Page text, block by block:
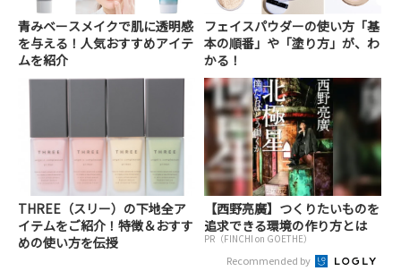
青みベースメイクで肌に透明感
を与える！人気おすすめアイテ
ムを紹介
フェイスパウダーの使い方「基
本の順番」や「塗り方」が、わ
かる！
THREE（スリー）の下地全ア
イテムをご紹介！特徴＆おすす
めの使い方を伝授
【西野亮廣】つくりたいものを
追求できる環境の作り方とは
PR（FINCHI on GOETHE）
Recommended by